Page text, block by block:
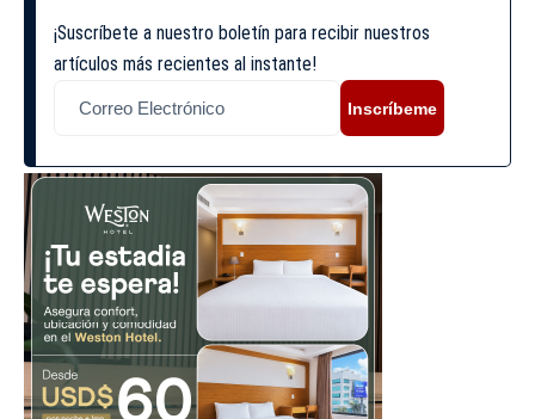
¡Suscríbete a nuestro boletín para recibir nuestros
artículos más recientes al instante!
Inscríbeme